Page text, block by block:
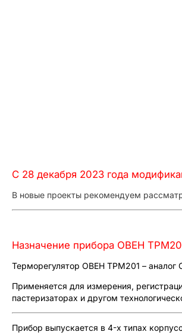
С 28 декабря 2023 года
В новые проекты рекомендуем
Назначение прибора ОВЕН
Терморегулятор ОВЕН ТРМ201 –
Применяется для измерения,
пастеризаторах и другом
Прибор выпускается в 4-х типах